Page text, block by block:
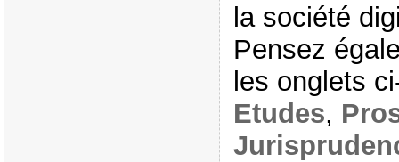
la société
Pensez
les onglets
Etudes,